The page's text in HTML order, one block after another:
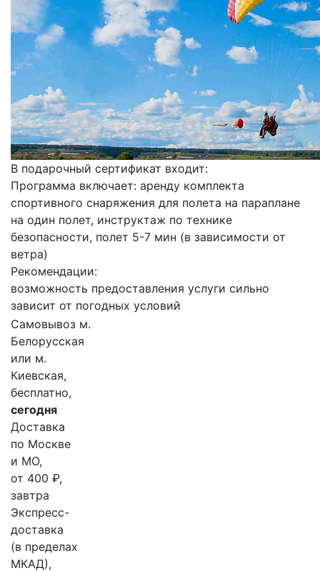
В подарочный сертификат входит:
Программа включает: аренду комплекта
спортивного снаряжения для полета на параплане
на один полет, инструктаж по технике
безопасности, полет 5-7 мин (в зависимости от
ветра)
Рекомендации:
возможность предоставления услуги сильно
зависит от погодных условий
Самовывоз м.
Белорусская
или м.
Киевская,
бесплатно,
сегодня
Доставка
по Москве
и МО,
от 400 ₽,
завтра
Экспресс-
доставка
(в пределах
МКАД),